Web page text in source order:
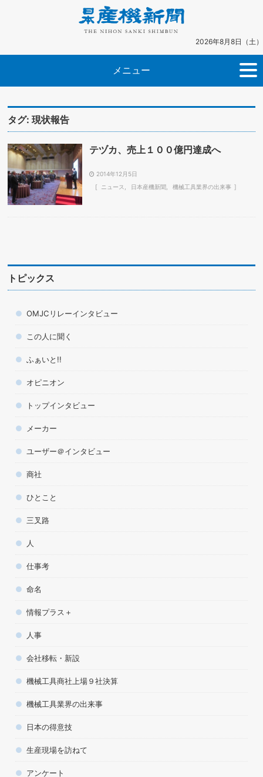
2026年8月8日（土）
メニュー
タグ:現状報告
テヅカ、売上１００億円達成へ
2014年12月5日
ニュース
日本産機新聞 機械工具業界の出来事
トピックス
OMJCリレーインタビュー
この人に聞く
ふぁいと!!
オピニオン
トップインタビュー
メーカー
ユーザー＠インタビュー
商社
ひとこと
三叉路
人
仕事考
命名
情報プラス＋
人事
会社移転・新設
機械工具商社上場９社決算
機械工具業界の出来事
日本の得意技
生産現場を訪ねて
アンケート